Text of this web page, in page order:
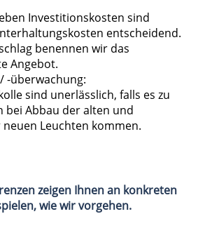
Investitionskosten sind
entscheidend.
benennen wir das
Angebot.
-überwachung:
sind unerlässlich, falls es zu
bei Abbau der alten und
Leuchten kommen.
zeigen Ihnen an konkreten
wie wir vorgehen.